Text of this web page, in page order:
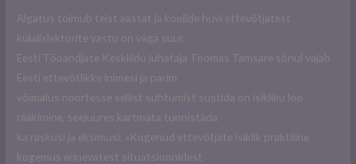
Algatus toimub teist aastat ja koolide huvi ettevõtjatest
külalislektorite vastu on väga suur.
Eesti Tööandjate Keskliidu juhataja Toomas Tamsare sõnul vajab
Eesti ettevõtlikke inimesi ja parim
võimalus noortesse sellist suhtumist süstida on isikliku loo
rääkimine, seejuures kartmata tunnistada
ka raskusi ja eksimusi. «Kogenud ettevõtjate isiklik praktiline
kogemus erinevatest situatsioonidest